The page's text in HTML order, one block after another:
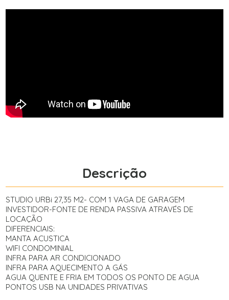
Descrição
STUDIO URBi 27,35 M2- COM 1 VAGA DE GARAGEM
INVESTIDOR-FONTE DE RENDA PASSIVA ATRAVÉS DE
LOCAÇÃO
DIFERENCIAIS:
MANTA ACUSTICA
WIFI CONDOMINIAL
INFRA PARA AR CONDICIONADO
INFRA PARA AQUECIMENTO A GÁS
AGUA QUENTE E FRIA EM TODOS OS PONTO DE AGUA
PONTOS USB NA UNIDADES PRIVATIVAS